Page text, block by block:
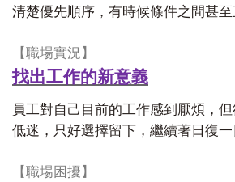
清楚優先順序，有時候條件之間甚至
【職場實況】
找出工作的新意義
員工對自己目前的工作感到厭煩，
低迷，只好選擇留下，繼續著日復一
【職場困擾】